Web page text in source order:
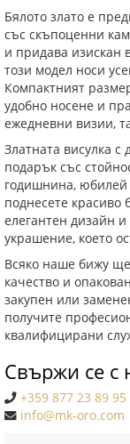
Бялото злато е
със скъпоценни
и придава изискан
този модел носи
Компактният
удобно носене и
ежедневни визии,
Златната висулка
подарък със
годишнина, юбилей
поднесете
елегантен дизайн
украшение, което
Всяко наше бижу
качество и
закупен или
получите
квалифицирани
Свържи се с
+359 877 23 89 95
info@mk-oro.com